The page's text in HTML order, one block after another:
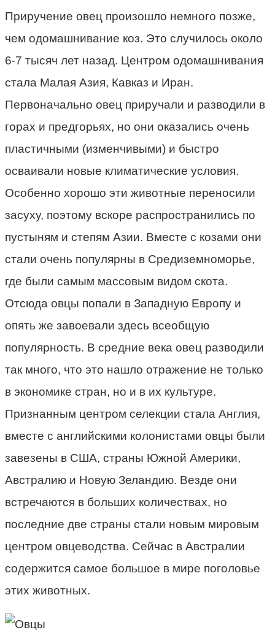
Приручение овец произошло немного позже,
чем одомашнивание коз. Это случилось около
6-7 тысяч лет назад. Центром одомашнивания
стала Малая Азия, Кавказ и Иран.
Первоначально овец приручали и разводили в
горах и предгорьях, но они оказались очень
пластичными (изменчивыми) и быстро
осваивали новые климатические условия.
Особенно хорошо эти животные переносили
засуху, поэтому вскоре распространились по
пустыням и степям Азии. Вместе с козами они
стали очень популярны в Средиземноморье,
где были самым массовым видом скота.
Отсюда овцы попали в Западную Европу и
опять же завоевали здесь всеобщую
популярность. В средние века овец разводили
так много, что это нашло отражение не только
в экономике стран, но и в их культуре.
Признанным центром селекции стала Англия,
вместе с английскими колонистами овцы были
завезены в США, страны Южной Америки,
Австралию и Новую Зеландию. Везде они
встречаются в больших количествах, но
последние две страны стали новым мировым
центром овцеводства. Сейчас в Австралии
содержится самое большое в мире поголовье
этих животных.